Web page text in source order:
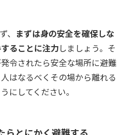
まずは身の安全を確保しな
ることに注力しましょう。そ
令されたら安全な場所に避難
はなるべくその場から離れる
にしてください。
らとにかく避難する